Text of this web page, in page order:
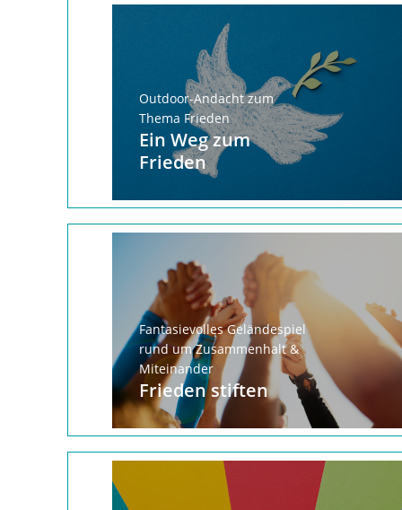
Outdoor-Andacht zum
Thema Frieden
Ein Weg zum
Frieden
Fantasievolles Geländespiel
rund um Zusammenhalt &
Miteinander
Frieden stiften